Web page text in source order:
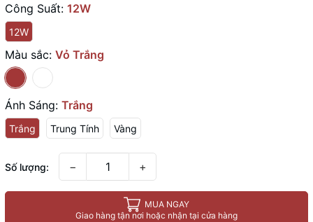
Công Suất: 12W
12W
Màu sắc: Vỏ Trắng
Ánh Sáng: Trắng
Trắng Trung Tính Vàng
Số lượng: − +
MUA NGAY
Giao hàng tận nơi hoặc nhận tại cửa hàng